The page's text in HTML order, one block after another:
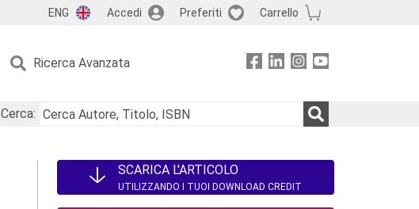
ENG Accedi Preferiti Carrello
Ricerca Avanzata
Cerca:
SCARICA L'ARTICOLO
UTILIZZANDO I TUOI DOWNLOAD CREDIT